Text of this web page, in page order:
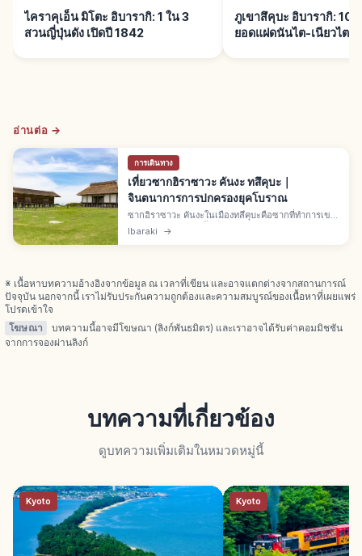
ไคราคุเอ็น มิโตะ อิบารากิ: 1 ใน 3
สวนญี่ปุ่นดัง เปิดปี 1842
ภูเขาสึคุบะ อิบารากิ: 100
ยอดแฝดนันไต-เนียวไต
อ่านต่อ →
การเดินทาง
เที่ยวซากฮิราซาวะ คันงะ ทสึคุบะ｜
จินตนาการการปกครองยุคโบราณ
ซากฮิราซาวะ คันงะในเมืองทสึคุบะคือซากที่ทำการเขต
โบราณ ชมโกดังยกพื้นที่บูรณะใหม่และวิวเชิงเขาทสึ
Ibaraki →
※ เนื้อหาบทความอ้างอิงจากข้อมูล ณ เวลาที่เขียน และอาจแตกต่างจากสถานการณ์
ปัจจุบัน นอกจากนี้ เราไม่รับประกันความถูกต้องและความสมบูรณ์ของเนื้อหาที่เผยแพร่
โปรดเข้าใจ
โฆษณา
บทความนี้อาจมีโฆษณา (ลิงก์พันธมิตร) และเราอาจได้รับค่าคอมมิชชัน
จากการจองผ่านลิงก์
บทความที่เกี่ยวข้อง
ดูบทความเพิ่มเติมในหมวดหมู่นี้
Kyoto Kyoto